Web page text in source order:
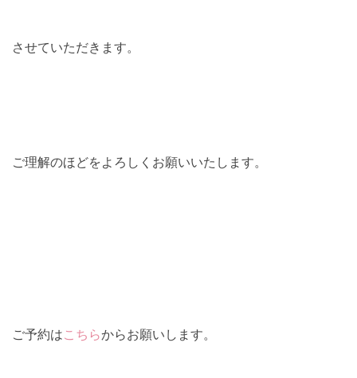
させていただきます。
ご理解のほどをよろしくお願いいたします。
ご予約はこちらからお願いします。